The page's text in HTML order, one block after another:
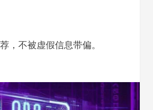
，不被虚假信息带偏。